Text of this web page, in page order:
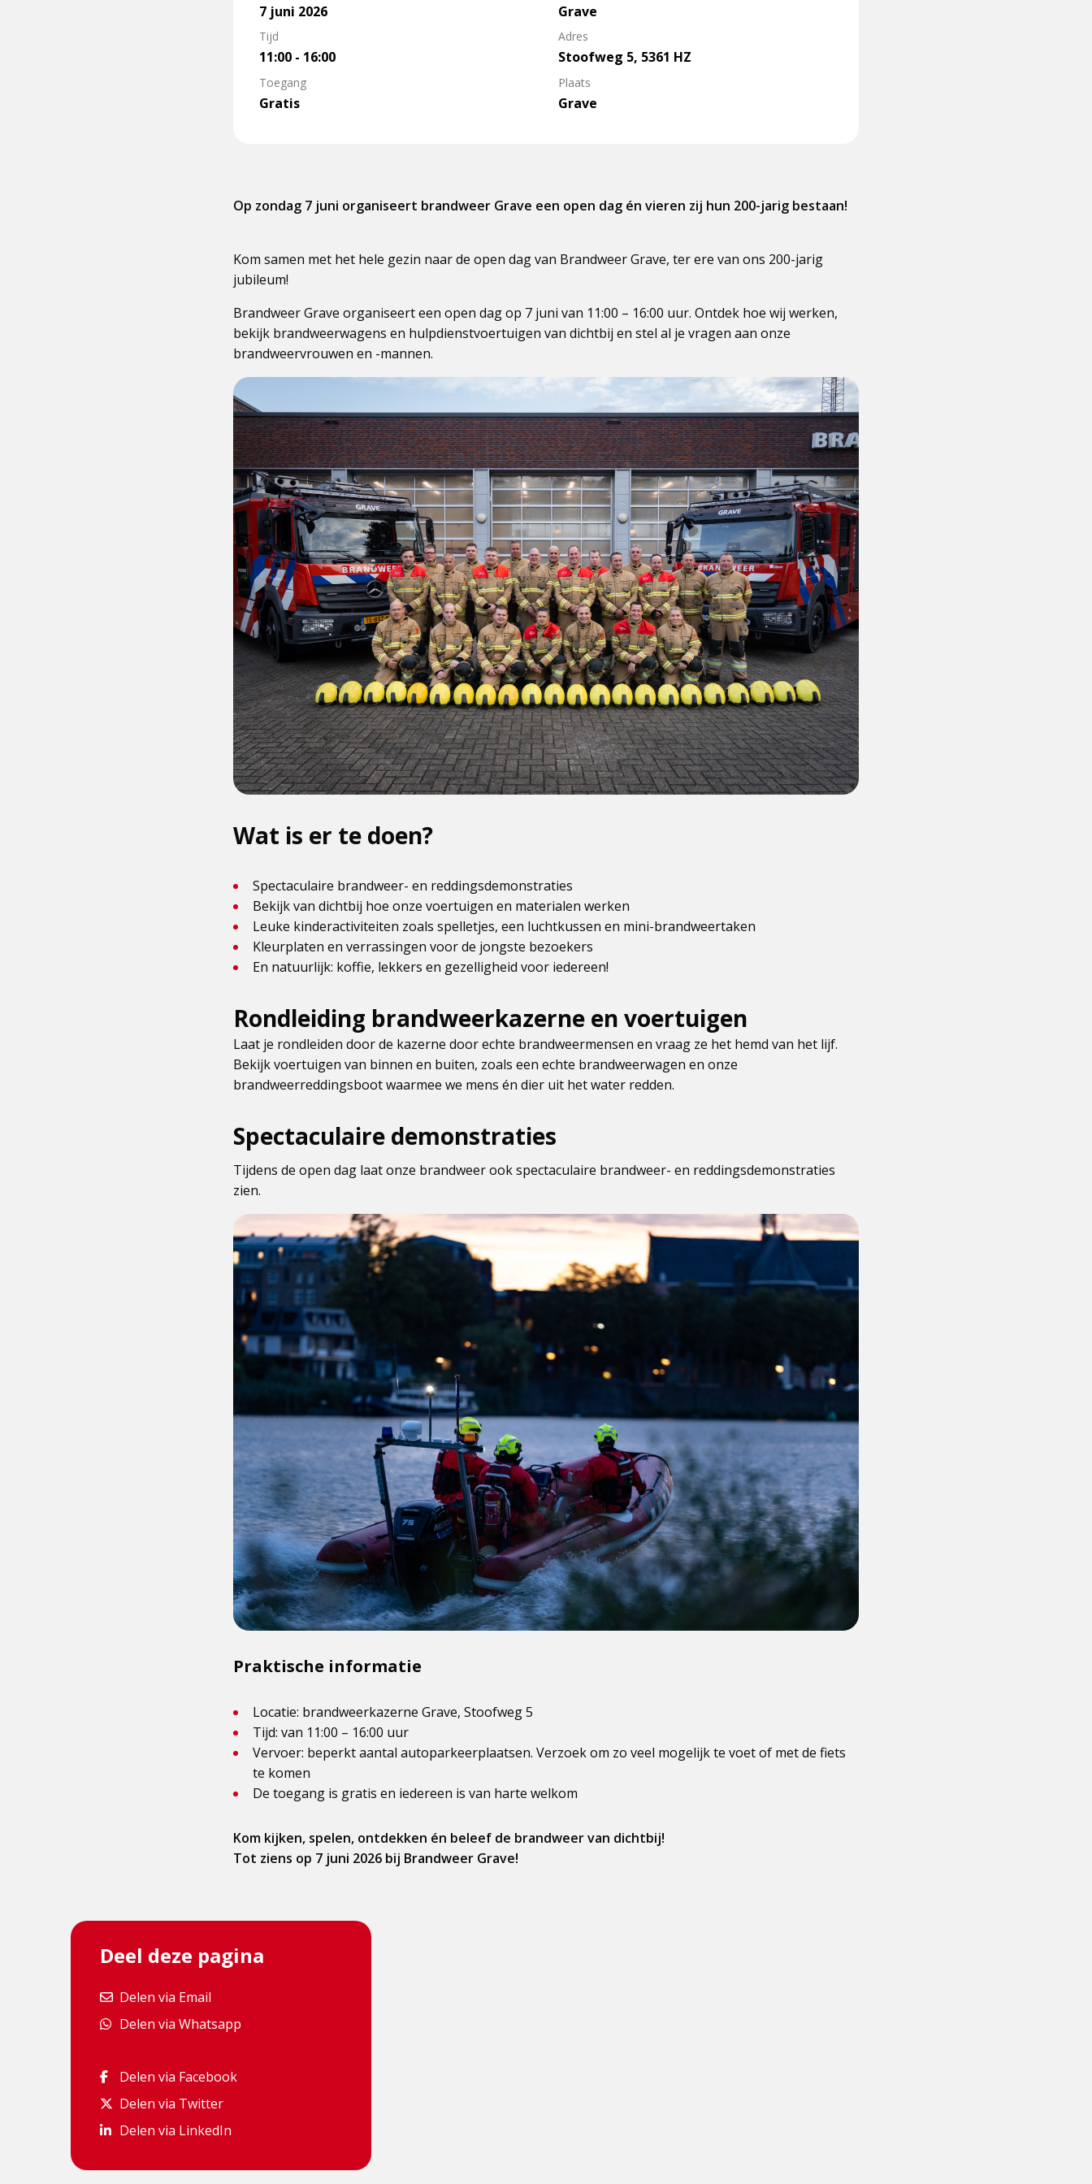
7 juni 2026
Tijd
11:00 - 16:00
Toegang
Gratis
Grave
Adres
Stoofweg 5, 5361 HZ
Plaats
Grave
Op zondag 7 juni organiseert brandweer Grave een open dag én vieren zij hun 200-jarig bestaan!
Kom samen met het hele gezin naar de open dag van Brandweer Grave, ter ere van ons 200-jarig
jubileum!
Brandweer Grave organiseert een open dag op 7 juni van 11:00 – 16:00 uur. Ontdek hoe wij werken,
bekijk brandweerwagens en hulpdienstvoertuigen van dichtbij en stel al je vragen aan onze
brandweervrouwen en -mannen.
Wat is er te doen?
Spectaculaire brandweer- en reddingsdemonstraties
Bekijk van dichtbij hoe onze voertuigen en materialen werken
Leuke kinderactiviteiten zoals spelletjes, een luchtkussen en mini-brandweertaken
Kleurplaten en verrassingen voor de jongste bezoekers
En natuurlijk: koffie, lekkers en gezelligheid voor iedereen!
Rondleiding brandweerkazerne en voertuigen
Laat je rondleiden door de kazerne door echte brandweermensen en vraag ze het hemd van het lijf.
Bekijk voertuigen van binnen en buiten, zoals een echte brandweerwagen en onze
brandweerreddingsboot waarmee we mens én dier uit het water redden.
Spectaculaire demonstraties
Tijdens de open dag laat onze brandweer ook spectaculaire brandweer- en reddingsdemonstraties
zien.
Praktische informatie
Locatie: brandweerkazerne Grave, Stoofweg 5
Tijd: van 11:00 – 16:00 uur
Vervoer: beperkt aantal autoparkeerplaatsen. Verzoek om zo veel mogelijk te voet of met de fiets
te komen
De toegang is gratis en iedereen is van harte welkom
Kom kijken, spelen, ontdekken én beleef de brandweer van dichtbij!
Tot ziens op 7 juni 2026 bij Brandweer Grave!
Deel deze pagina
Delen via Email
Delen via Email
Delen via Whatsapp
Delen via Whatsapp
Delen via Facebook
Delen via Facebook
Delen via Twitter
Delen via Twitter
Delen via LinkedIn
Delen via LinkedIn